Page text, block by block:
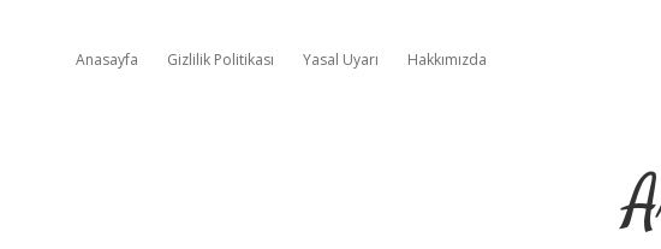
Anasayfa Gizlilik Politikası Yasal Uyarı Hakkımızda